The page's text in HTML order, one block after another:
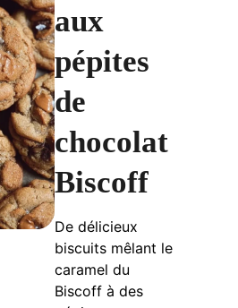
aux
pépites
de
chocolat
Biscoff
De délicieux
biscuits mêlant le
caramel du
Biscoff à des